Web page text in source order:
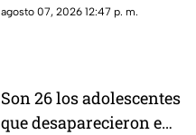
Márquez; sus amigas son
agosto 07, 2026 12:47 p. m.
Son 26 los adolescentes
que desaparecieron en